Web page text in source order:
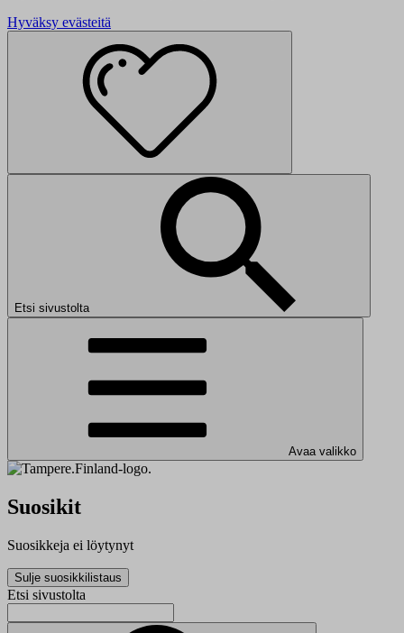
Hyväksy evästeitä
Etsi sivustolta
Avaa valikko
Suosikit
Suosikkeja ei löytynyt
Sulje suosikkilistaus
Etsi sivustolta